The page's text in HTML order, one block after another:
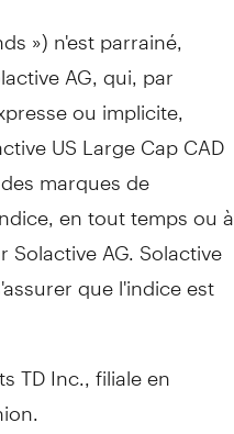
») n'est parrainé,
AG, qui, par
ou implicite,
US Large Cap CAD
marques de
en tout temps ou à
AG. Solactive
que l'indice est
TD Inc., filiale en